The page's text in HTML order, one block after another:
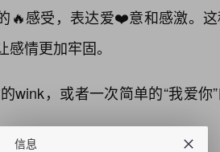
🔥感受，表达爱❤️意和感激。
情更加牢固。
wink，或者一次简单的“我爱你
信息